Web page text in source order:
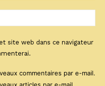
:
site web dans ce navigateur
commentaires par e-mail.
articles par e-mail.